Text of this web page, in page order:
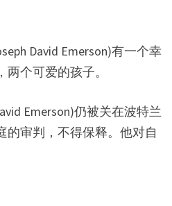
David Emerson)有一个幸
个可爱的孩子。
Emerson)仍被关在波特兰
的审判，不得保释。他对自